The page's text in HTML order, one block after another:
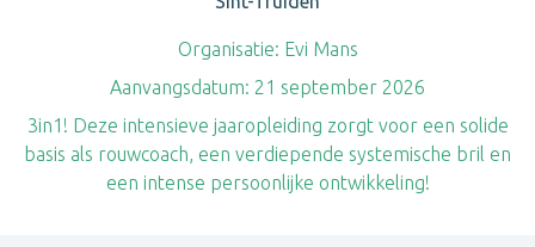
Organisatie: Evi Mans
Aanvangsdatum: 21 september 2026
3in1! Deze intensieve jaaropleiding zorgt voor een solide
basis als rouwcoach, een verdiepende systemische bril en
een intense persoonlijke ontwikkeling!